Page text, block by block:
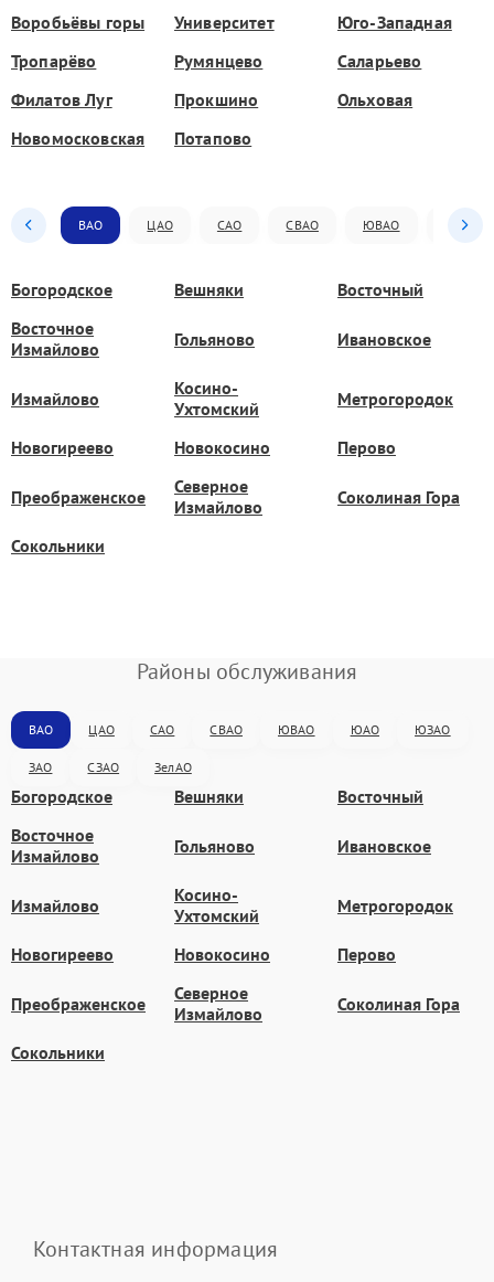
Воробьёвы горы Университет
Юго-Западная
Тропарёво
Румянцево
Саларьево
Филатов Луг
Прокшино
Ольховая
Новомосковская
Потапово
ВАО ЦАО САО СВАО ЮВАО ЮАО
Богородское Вешняки
Восточный
Восточное
Измайлово
Гольяново Ивановское
Измайлово
Косино-
Ухтомский
Метрогородок
Новогиреево Новокосино Перово
Преображенское
Северное
Измайлово
Соколиная Гора
Сокольники
Районы обслуживания
ВАО ЦАО САО СВАО ЮВАО ЮАО ЮЗАО
ЗАО СЗАО ЗелАО
Богородское Вешняки
Восточный
Восточное
Измайлово
Гольяново Ивановское
Измайлово
Косино-
Ухтомский
Метрогородок
Новогиреево Новокосино Перово
Преображенское
Северное
Измайлово
Соколиная Гора
Сокольники
Контактная информация